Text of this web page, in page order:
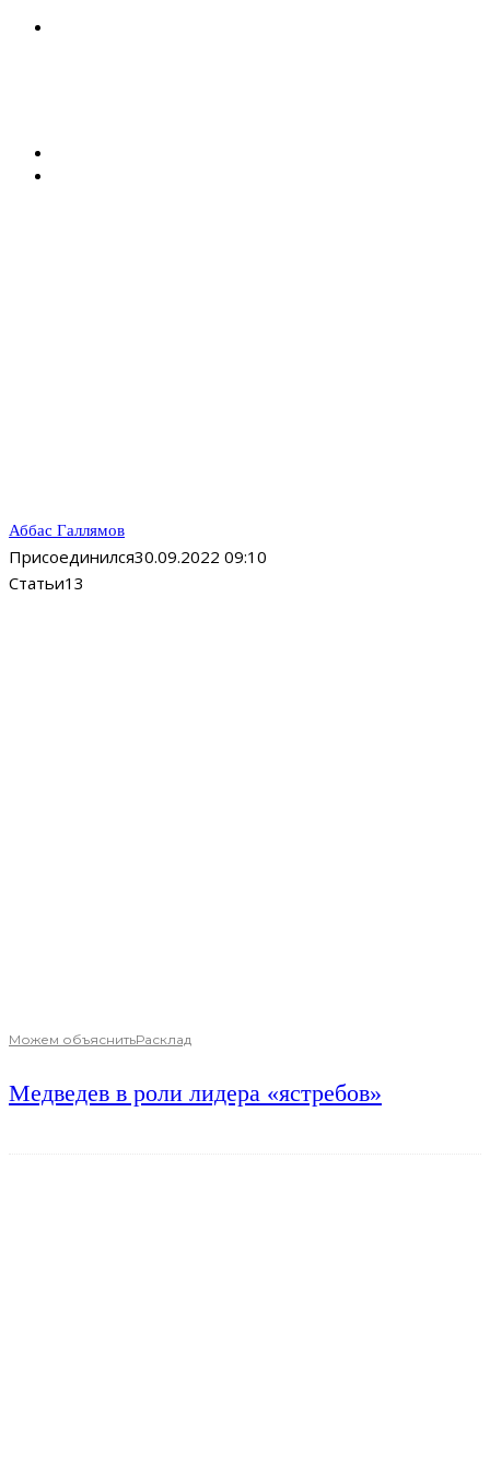
Аббас Галлямов
Присоединился30.09.2022 09:10
Статьи13
Можем объяснитьРасклад
Медведев в роли лидера «ястребов»